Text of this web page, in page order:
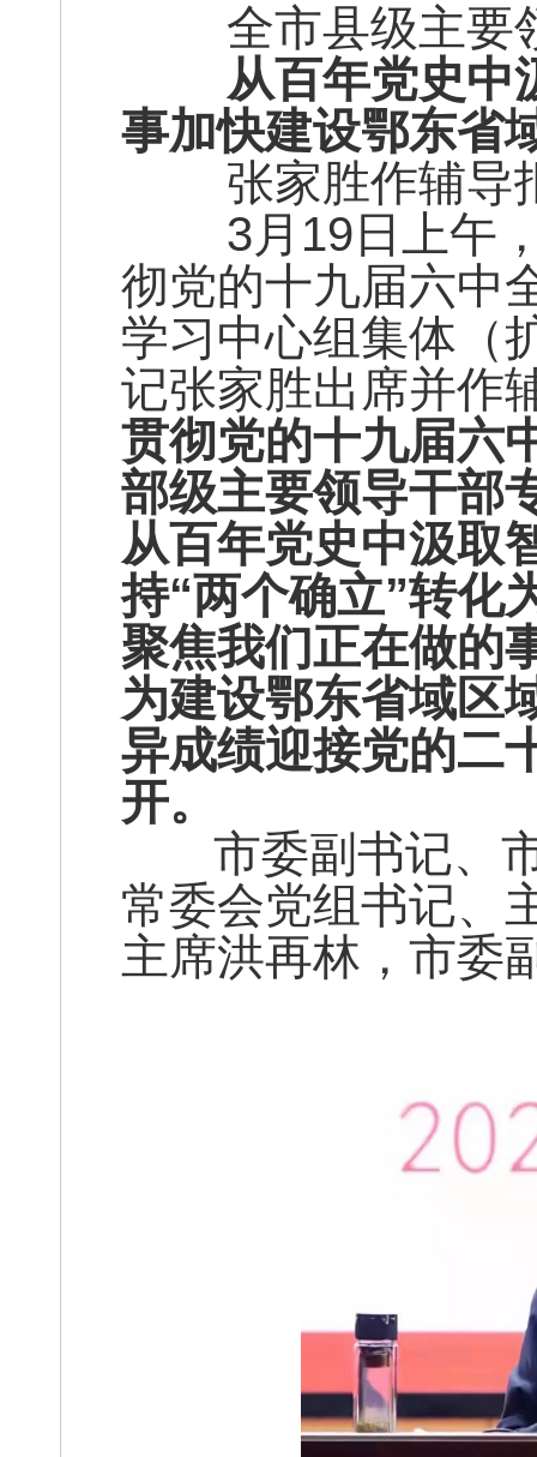
全市县级主要领
从百年党史中汲
事加快建设鄂东省
张家胜作辅导
3月19日上午，
彻党的十九届六中
学习中心组集体（
记张家胜出席并作
贯彻党的十九届六
部级主要领导干部
从百年党史中汲取
持“两个确立”转化
聚焦我们正在做的
为建设鄂东省域区
异成绩迎接党的二
开。
市委副书记、市
常委会党组书记、
主席洪再林，市委